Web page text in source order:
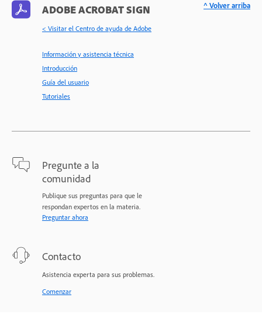
ADOBE ACROBAT SIGN
< Visitar el Centro de ayuda de Adobe
Información y asistencia técnica
Introducción
Guía del usuario
Tutoriales
Pregunte a la
comunidad
Publique sus preguntas para que le
respondan expertos en la materia.
Preguntar ahora
Contacto
Asistencia experta para sus problemas.
Comenzar
^ Volver arriba